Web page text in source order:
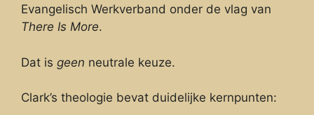
Evangelisch Werkverband onder de vlag van
There Is More.
Dat is geen neutrale keuze.
Clark’s theologie bevat duidelijke kernpunten: